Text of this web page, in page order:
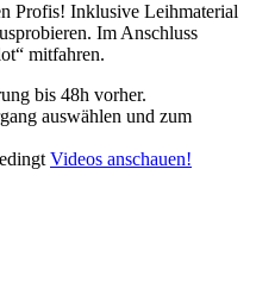
Profis! Inklusive Leihmaterial
Im Anschluss
mitfahren.
bis 48h vorher.
auswählen und zum
Videos anschauen!